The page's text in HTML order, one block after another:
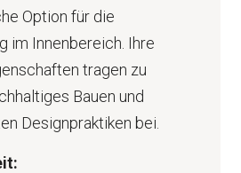
Option für die
im Innenbereich. Ihre
tragen zu
Bauen und
Designpraktiken bei.